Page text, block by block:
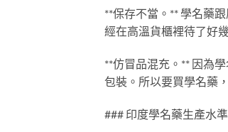
**保存不當。** 學名藥
經在高溫貨櫃裡待了好
**仿冒品混充。** 因為
包裝。所以要買學名藥
### 印度學名藥生產水